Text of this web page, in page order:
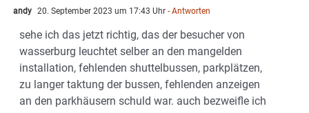
andy 20. September 2023 um 17:43 Uhr - Antworten
sehe ich das jetzt richtig, das der besucher von
wasserburg leuchtet selber an den mangelden
installation, fehlenden shuttelbussen, parkplätzen,
zu langer taktung der bussen, fehlenden anzeigen
an den parkhäusern schuld war. auch bezweifle ich